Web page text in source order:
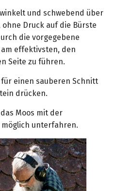
und schwebend über
Druck auf die Bürste
die vorgegebene
effektivsten, den
Seite zu führen.
einen sauberen Schnitt
drücken.
Moos mit der
unterfahren.